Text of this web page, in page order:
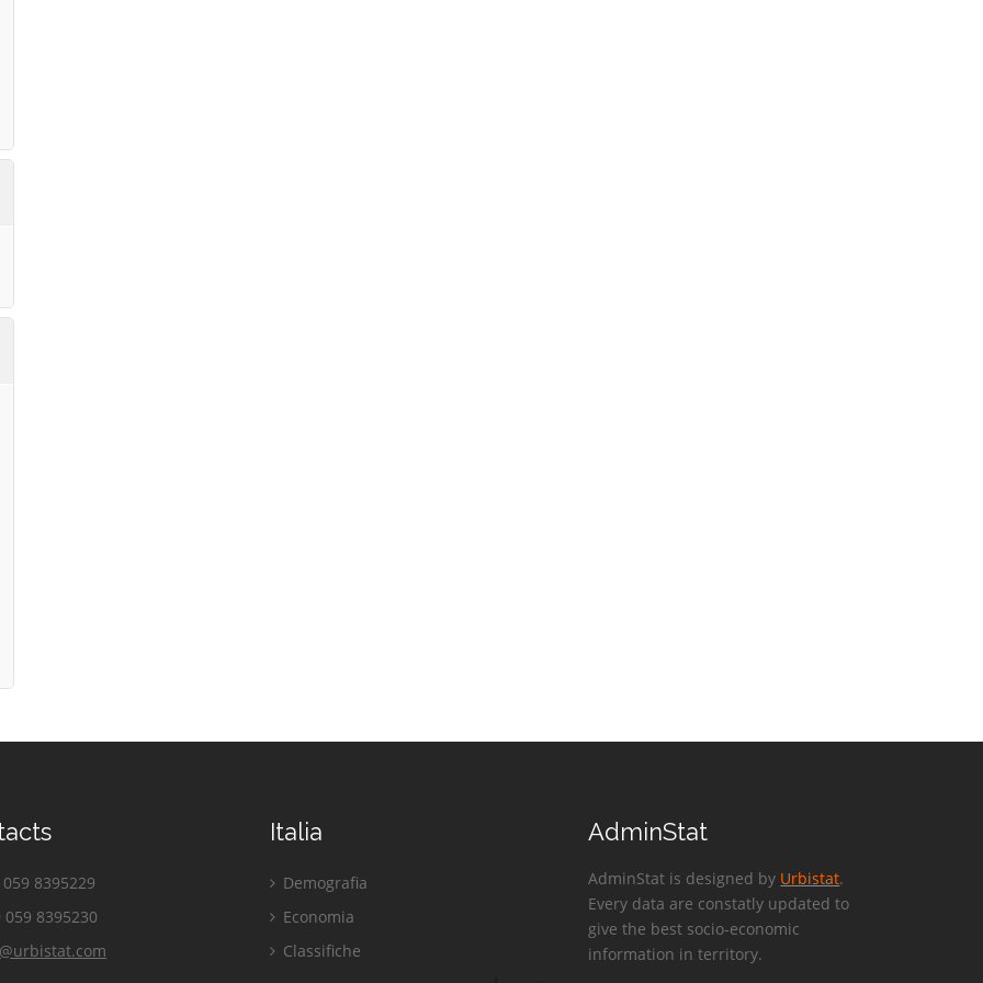
059 8395229
059 8395230
Italia
Demografia
Economia
Classifiche
AdminStat
AdminStat is designed by Urbistat.
Every data are constatly updated to
give the best socio-economic
information in territory.